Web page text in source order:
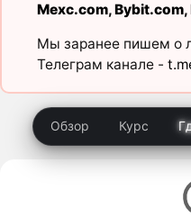
Mexc.com,Bybit.com,
Мы заранее пишем о
Телеграм канале -
Обзор Курс